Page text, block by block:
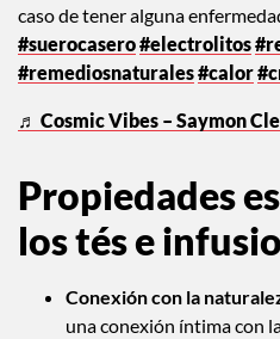
caso de tener alguna
#suerocasero#electrolitos
#remediosnaturales#calor
♬ Cosmic Vibes – Saymon
Propiedades
los tés e
Conexión con la
una conexión íntima con